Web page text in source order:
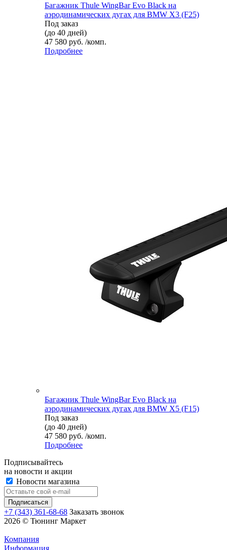
Багажник Thule WingBar Evo Black на
аэродинамических дугах для BMW X3 (F25)
Под заказ
(до 40 дней)
47 580 руб. /комп.
Подробнее
Багажник Thule WingBar Evo Black на
аэродинамических дугах для BMW X5 (F15)
Под заказ
(до 40 дней)
47 580 руб. /комп.
Подробнее
Подписывайтесь
на новости и акции
Новости магазина
+7 (343) 361-68-68 Заказать звонок
2026 © Тюнинг Маркет
Компания
Информация